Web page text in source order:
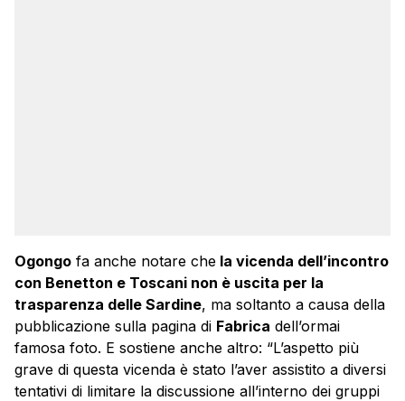
Ogongo fa anche notare che la vicenda dell’incontro
con Benetton e Toscani non è uscita per la
trasparenza delle Sardine, ma soltanto a causa della
pubblicazione sulla pagina di Fabrica dell’ormai
famosa foto. E sostiene anche altro: “L’aspetto più
grave di questa vicenda è stato l’aver assistito a diversi
tentativi di limitare la discussione all’interno dei gruppi